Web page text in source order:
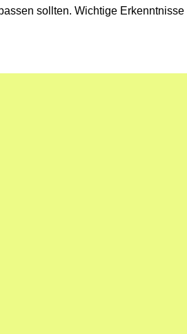
sollten. Wichtige